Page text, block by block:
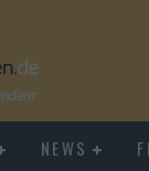
NEWS